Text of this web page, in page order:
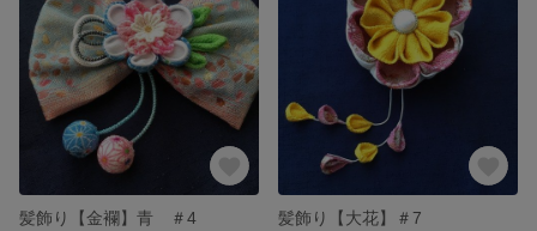
髪飾り【金襴】青 ＃4
髪飾り【大花】＃7